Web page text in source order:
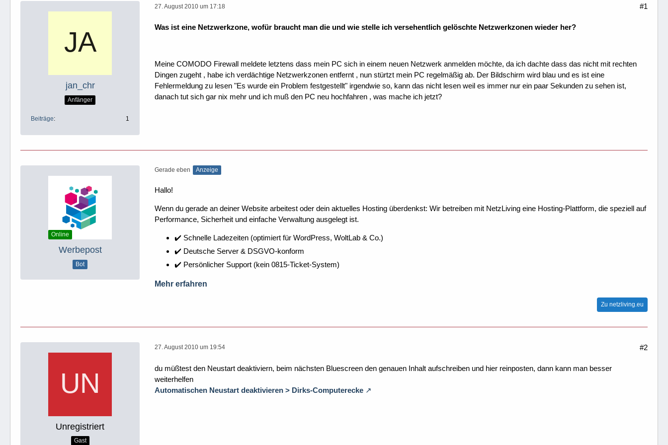
jan_chr
Anfänger
Beiträge 1
27. August 2010 um 17:18 #1
Was ist eine Netzwerkzone, wofür braucht man die und wie stelle ich versehentlich gelöschte Netzwerkzonen wieder her?
Meine COMODO Firewall meldete letztens dass mein PC sich in einem neuen Netzwerk anmelden möchte, da ich dachte dass das nicht mit rechten
Dingen zugeht , habe ich verdächtige Netzwerkzonen entfernt , nun stürtzt mein PC regelmäßig ab. Der Bildschirm wird blau und es ist eine
Fehlermeldung zu lesen "Es wurde ein Problem festgestellt" irgendwie so, kann das nicht lesen weil es immer nur ein paar Sekunden zu sehen ist,
danach tut sich gar nix mehr und ich muß den PC neu hochfahren , was mache ich jetzt?
Online
Werbepost
Bot
Gerade eben Anzeige
Hallo!
Wenn du gerade an deiner Website arbeitest oder dein aktuelles Hosting überdenkst: Wir betreiben mit NetzLiving eine Hosting-Plattform, die speziell auf
Performance, Sicherheit und einfache Verwaltung ausgelegt ist.
✔️ Schnelle Ladezeiten (optimiert für WordPress, WoltLab & Co.)
✔️ Deutsche Server & DSGVO-konform
✔️ Persönlicher Support (kein 0815-Ticket-System)
Mehr erfahren
Zu netzliving.eu
Unregistriert
Gast
27. August 2010 um 19:54 #2
du müßtest den Neustart deaktiviern, beim nächsten Bluescreen den genauen Inhalt aufschreiben und hier reinposten, dann kann man besser
weiterhelfen
Automatischen Neustart deaktivieren > Dirks-Computerecke